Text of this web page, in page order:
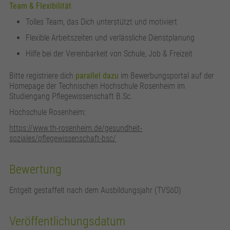
Team & Flexibilität
Tolles Team, das Dich unterstützt und motiviert
Flexible Arbeitszeiten und verlässliche Dienstplanung
Hilfe bei der Vereinbarkeit von Schule, Job & Freizeit
Bitte registriere dich parallel dazu im Bewerbungsportal auf der
Homepage der Technischen Hochschule Rosenheim im
Studiengang Pflegewissenschaft B.Sc.
Hochschule Rosenheim:
https://www.th-rosenheim.de/gesundheit-
soziales/pflegewissenschaft-bsc/
Bewertung
Entgelt gestaffelt nach dem Ausbildungsjahr (TVSöD)
Veröffentlichungsdatum